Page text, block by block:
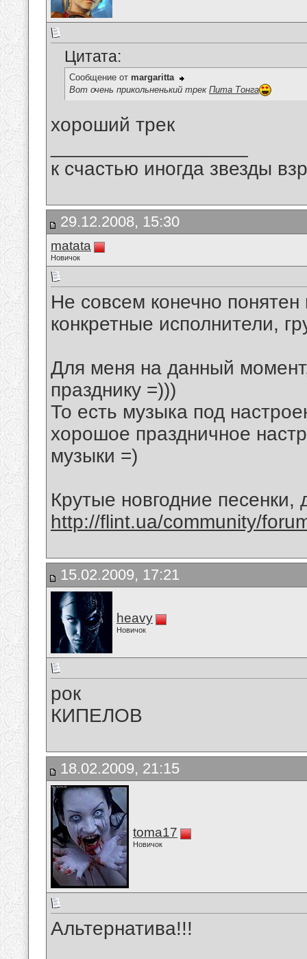
Цитата:
Сообщение от margaritta
Вот очень прикольненький трек Пита Тонга
хороший трек
к счастью иногда звезды
29.12.2008, 15:30
matata
Новичок
Не совсем конечно
конкретные исполнители,
Для меня на данный
празднику =)))
То есть музыка под
хорошое праздничное
музыки =)
Крутые новгодние
http://flint.ua/community/
15.02.2009, 17:21
heavy
Новичок
рок
КИПЕЛОВ
18.02.2009, 21:15
toma17
Новичок
Альтернатива!!!